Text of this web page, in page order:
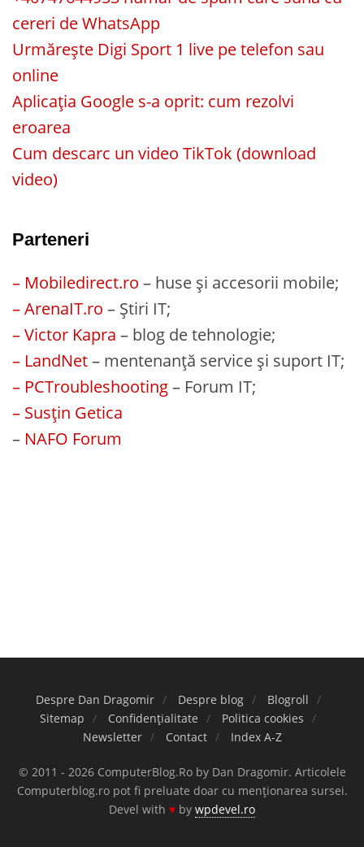
cereri de WhatsApp
Urmărește Digi Sport 1 live pe telefon sau
online
Aplicația Google s-a oprit: cum rezolvi
eroarea
Cum descarc un video TikTok (download
video)
Parteneri
– Mobiledirect.ro – huse și accesorii mobile;
– ArenaIT.ro – Știri IT;
– Victor Kapra – blog de tehnologie;
– LandNet– mentenanță service și suport IT;
– PCTroubleshooting– Forum IT;
– Susțin Getica
– NAFO Forum
Despre Dan Dragomir Despre blog
Blogroll
Sitemap
Confidențialitate
Politica cookies
Newsletter
Contact Index A-Z
© 2011 - 2026 ComputerBlog.Ro by Dan Dragomir. Articolele
Computerblog.ro pot fi preluate doar cu menționarea sursei.
Devel with ♥ by wpdevel.ro